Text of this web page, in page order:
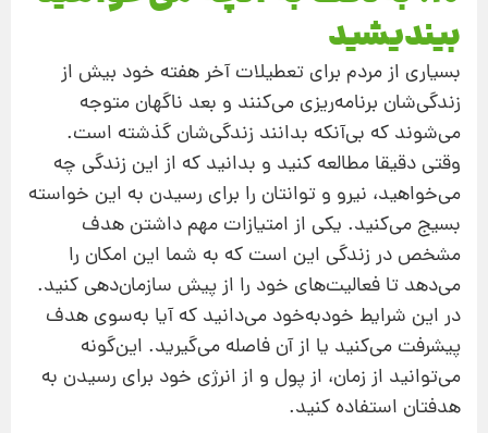
بیندیشید
بسیاری از مردم برای تعطیلات آخر هفته خود بیش از
زندگی‌شان برنامه‌ریزی می‌کنند و بعد ناگهان متوجه
می‌شوند که بی‌‌آنکه بدانند زندگی‌شان گذشته است.
وقتی دقیقا مطالعه کنید و بدانید که از این زندگی چه
می‌خواهید، نیرو و توانتان را برای رسیدن به این خواسته‌
بسیج می‌کنید. یکی از امتیازات مهم داشتن هدف
مشخص در زندگی این ‌است که به‌ شما این امکان را
می‌دهد تا فعالیت‌های خود را از پیش سازمان‌دهی کنید.
در این شرایط خودبه‌خود می‌دانید که آیا به‌‌سوی هدف
پیشرفت می‌کنید یا از آن فاصله می‌گیرید. این‌گونه
می‌توانید از زمان، از پول و از انرژی خود برای رسیدن به
هدفتان استفاده کنید.